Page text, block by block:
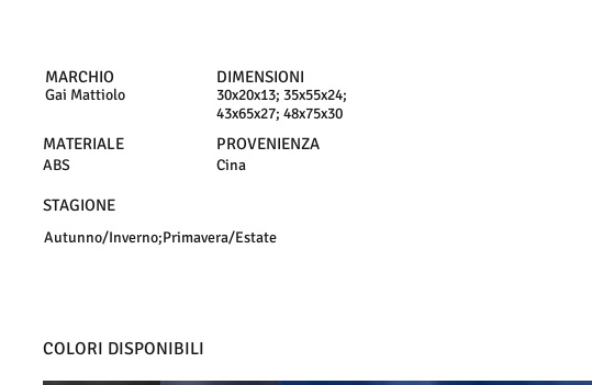
MARCHIO DIMENSIONI
30x20x13; 35x55x24;
43x65x27; 48x75x30
Gai Mattiolo
MATERIALE
ABS
PROVENIENZA
Cina
STAGIONE
Autunno/Inverno;Primavera/Estate
COLORI DISPONIBILI